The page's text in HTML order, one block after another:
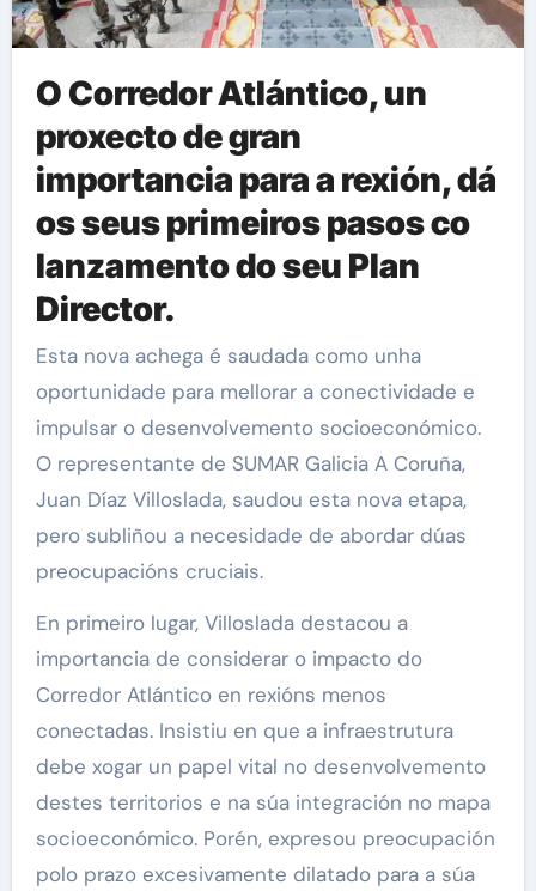
O Corredor Atlántico, un
proxecto de gran
importancia para a rexión, dá
os seus primeiros pasos co
lanzamento do seu Plan
Director.
Esta nova achega é saudada como unha
oportunidade para mellorar a conectividade e
impulsar o desenvolvemento socioeconómico.
O representante de SUMAR Galicia A Coruña,
Juan Díaz Villoslada, saudou esta nova etapa,
pero subliñou a necesidade de abordar dúas
preocupacións cruciais.
En primeiro lugar, Villoslada destacou a
importancia de considerar o impacto do
Corredor Atlántico en rexións menos
conectadas. Insistiu en que a infraestrutura
debe xogar un papel vital no desenvolvemento
destes territorios e na súa integración no mapa
socioeconómico. Porén, expresou preocupación
polo prazo excesivamente dilatado para a súa